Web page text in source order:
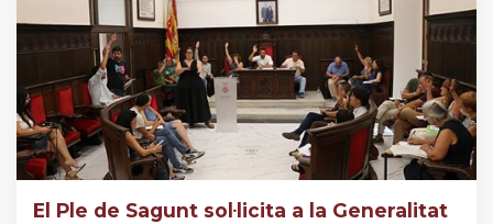
El Ple de Sagunt sol·licita a la Generalitat